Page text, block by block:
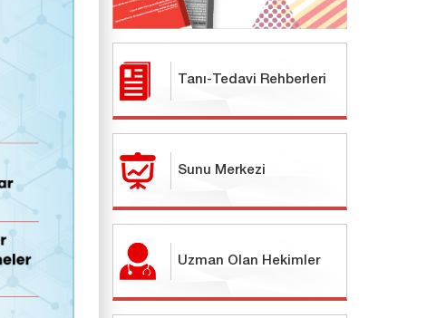
Tanı-Tedavi Rehberleri
Sunu Merkezi
Uzman Olan Hekimler